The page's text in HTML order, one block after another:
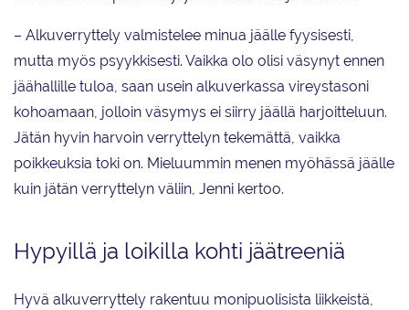
– Alkuverryttely valmistelee minua jäälle fyysisesti,
mutta myös psyykkisesti. Vaikka olo olisi väsynyt ennen
jäähallille tuloa, saan usein alkuverkassa vireystasoni
kohoamaan, jolloin väsymys ei siirry jäällä harjoitteluun.
Jätän hyvin harvoin verryttelyn tekemättä, vaikka
poikkeuksia toki on. Mieluummin menen myöhässä jäälle
kuin jätän verryttelyn väliin, Jenni kertoo.
Hypyillä ja loikilla kohti jäätreeniä
Hyvä alkuverryttely rakentuu monipuolisista liikkeistä,